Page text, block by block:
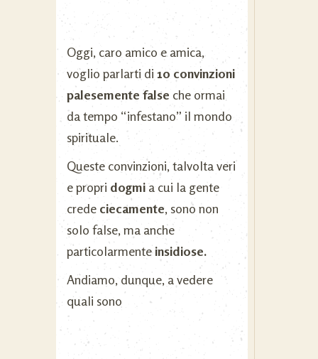
Oggi, caro amico e amica,
voglio parlarti di 10 convinzioni
palesemente false che ormai
da tempo “infestano” il mondo
spirituale.
Queste convinzioni, talvolta veri
e propri dogmi a cui la gente
crede ciecamente, sono non
solo false, ma anche
particolarmenteinsidiose.
Andiamo, dunque, a vedere
quali sono